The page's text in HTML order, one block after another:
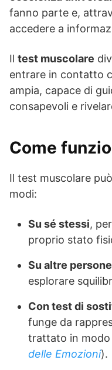
fanno parte e,
accedere a
Il test muscolare
entrare in contatto
ampia, capace di
consapevoli e
Come
Il test muscolare
modi:
Su sé stessi,
proprio stato
Su altre persone
esplorare
Con test di
funge da
trattato in
delle Emozioni).